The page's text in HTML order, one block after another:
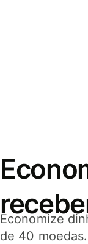
Economize
de 40